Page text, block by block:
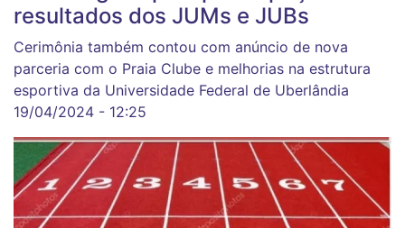
resultados dos JUMs e JUBs
Cerimônia também contou com anúncio de nova
parceria com o Praia Clube e melhorias na estrutura
esportiva da Universidade Federal de Uberlândia
19/04/2024 - 12:25